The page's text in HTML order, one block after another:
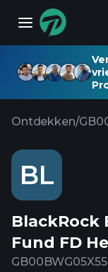
Ontdekken/
BL
BlackRock
Fund FD
GB00BWG05X55